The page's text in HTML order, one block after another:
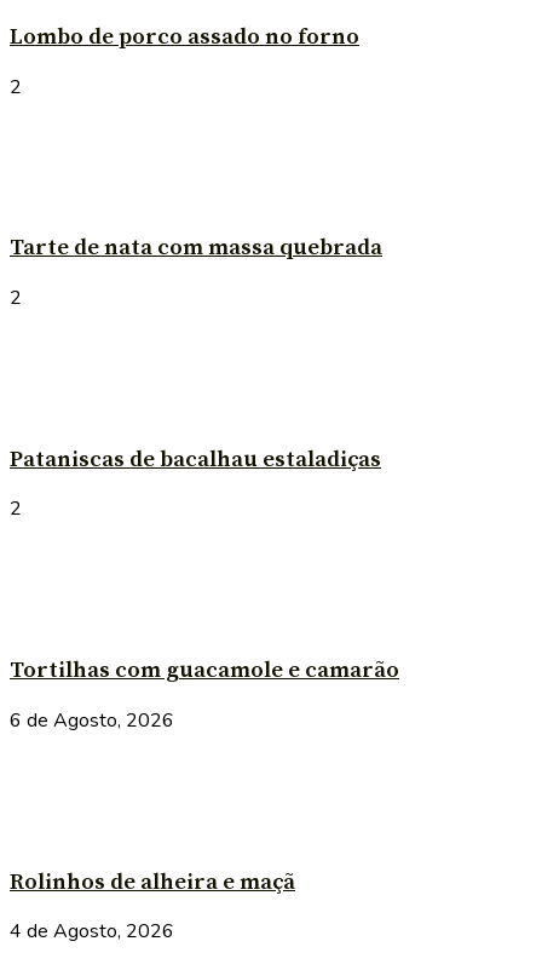
Lombo de porco assado no forno
2
Tarte de nata com massa quebrada
2
Pataniscas de bacalhau estaladiças
2
Tortilhas com guacamole e camarão
6 de Agosto, 2026
Rolinhos de alheira e maçã
4 de Agosto, 2026